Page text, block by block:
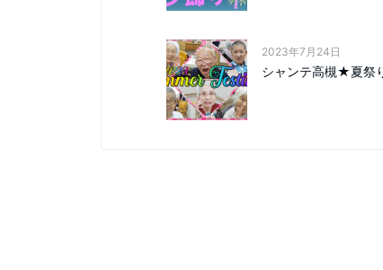
2023年7月24日
シャンテ高槻★夏祭